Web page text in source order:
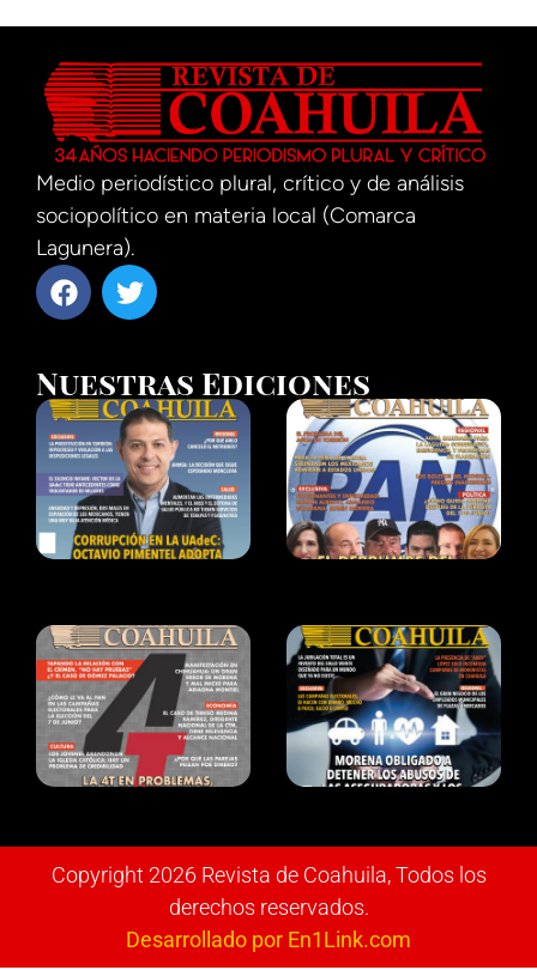
Medio periodístico plural, crítico y de análisis
sociopolítico en materia local (Comarca
Lagunera).
Nuestras Ediciones
Copyright 2026 Revista de Coahuila, Todos los
derechos reservados.
Desarrollado por En1Link.com